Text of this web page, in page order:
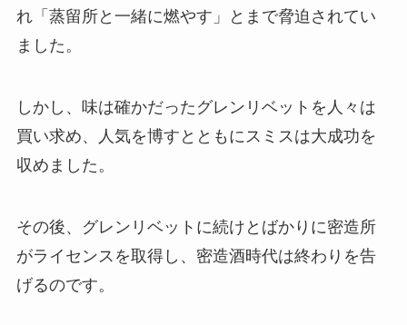
れ「蒸留所と一緒に燃やす」とまで脅迫されてい
ました。
しかし、味は確かだったグレンリベットを人々は
買い求め、人気を博すとともにスミスは大成功を
収めました。
その後、グレンリベットに続けとばかりに密造所
がライセンスを取得し、密造酒時代は終わりを告
げるのです。